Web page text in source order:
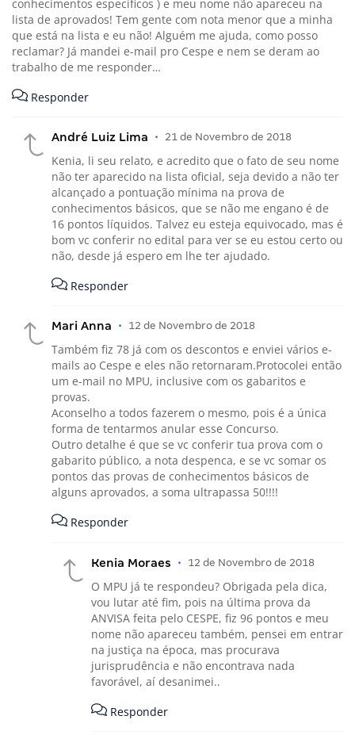
conhecimentos específicos ) e meu nome não apareceu na
lista de aprovados! Tem gente com nota menor que a minha
que está na lista e eu não! Alguém me ajuda, como posso
reclamar? Já mandei e-mail pro Cespe e nem se deram ao
trabalho de me responder…
Responder
André Luiz Lima • 21 de Novembro de 2018
Kenia, li seu relato, e acredito que o fato de seu nome
não ter aparecido na lista oficial, seja devido a não ter
alcançado a pontuação mínima na prova de
conhecimentos básicos, que se não me engano é de
16 pontos líquidos. Talvez eu esteja equivocado, mas é
bom vc conferir no edital para ver se eu estou certo ou
não, desde já espero em lhe ter ajudado.
Responder
Mari Anna • 12 de Novembro de 2018
Também fiz 78 já com os descontos e enviei vários e-
mails ao Cespe e eles não retornaram.Protocolei então
um e-mail no MPU, inclusive com os gabaritos e
provas.
Aconselho a todos fazerem o mesmo, pois é a única
forma de tentarmos anular esse Concurso.
Outro detalhe é que se vc conferir tua prova com o
gabarito público, a nota despenca, e se vc somar os
pontos das provas de conhecimentos básicos de
alguns aprovados, a soma ultrapassa 50!!!!
Responder
Kenia Moraes • 12 de Novembro de 2018
O MPU já te respondeu? Obrigada pela dica,
vou lutar até fim, pois na última prova da
ANVISA feita pelo CESPE, fiz 96 pontos e meu
nome não apareceu também, pensei em entrar
na justiça na época, mas procurava
jurisprudência e não encontrava nada
favorável, aí desanimei..
Responder